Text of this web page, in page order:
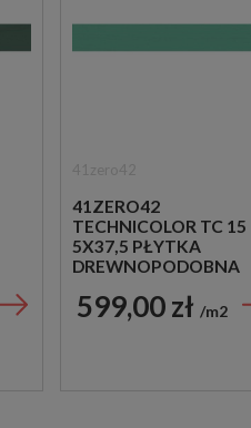
41ZERO42
TECHNICOLOR TC 15
5X37,5 PŁYTKA
DREWNOPODOBNA
599,00 zł m2